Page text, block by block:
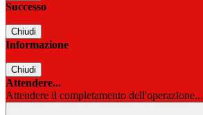
Successo
Chiudi
Informazione
Chiudi
Attendere...
Attendere il completamento dell'operazione...